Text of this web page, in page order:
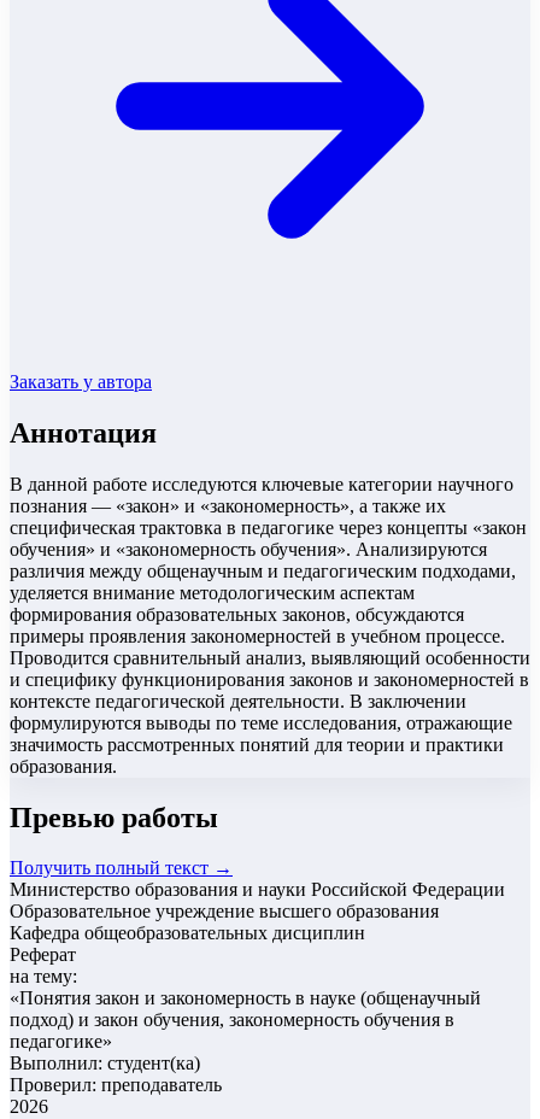
Заказать у автора
Аннотация
В данной работе исследуются ключевые категории научного
познания — «закон» и «закономерность», а также их
специфическая трактовка в педагогике через концепты «закон
обучения» и «закономерность обучения». Анализируются
различия между общенаучным и педагогическим подходами,
уделяется внимание методологическим аспектам
формирования образовательных законов, обсуждаются
примеры проявления закономерностей в учебном процессе.
Проводится сравнительный анализ, выявляющий особенности
и специфику функционирования законов и закономерностей в
контексте педагогической деятельности. В заключении
формулируются выводы по теме исследования, отражающие
значимость рассмотренных понятий для теории и практики
образования.
Превью работы
Получить полный текст →
Министерство образования и науки Российской Федерации
Образовательное учреждение высшего образования
Кафедра общеобразовательных дисциплин
Реферат
на тему:
«Понятия закон и закономерность в науке (общенаучный
подход) и закон обучения, закономерность обучения в
педагогике»
Выполнил: студент(ка)
Проверил: преподаватель
2026